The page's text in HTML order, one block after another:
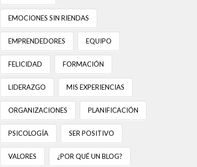
EMOCIONES SIN RIENDAS
EMPRENDEDORES EQUIPO
FELICIDAD FORMACIÓN
LIDERAZGO MIS EXPERIENCIAS
ORGANIZACIONES PLANIFICACIÓN
PSICOLOGÍA SER POSITIVO
VALORES ¿POR QUÉ UN BLOG?